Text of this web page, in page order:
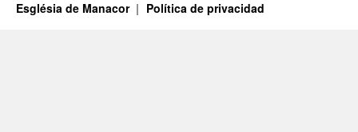
Església de Manacor Política de privacidad